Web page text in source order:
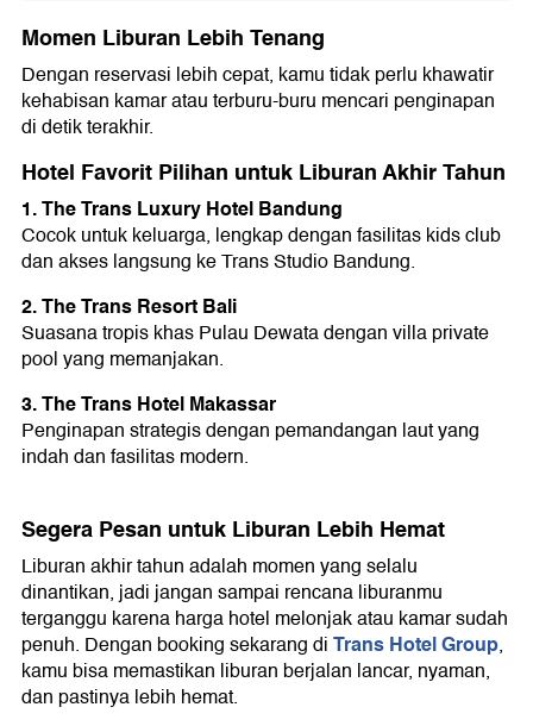
Momen Liburan Lebih Tenang
Dengan reservasi lebih cepat, kamu tidak perlu khawatir
kehabisan kamar atau terburu-buru mencari penginapan
di detik terakhir.
Hotel Favorit Pilihan untuk Liburan Akhir Tahun
1. The Trans Luxury Hotel Bandung
Cocok untuk keluarga, lengkap dengan fasilitas kids club
dan akses langsung ke Trans Studio Bandung.
2. The Trans Resort Bali
Suasana tropis khas Pulau Dewata dengan villa private
pool yang memanjakan.
3. The Trans Hotel Makassar
Penginapan strategis dengan pemandangan laut yang
indah dan fasilitas modern.
Segera Pesan untuk Liburan Lebih Hemat
Liburan akhir tahun adalah momen yang selalu
dinantikan, jadi jangan sampai rencana liburanmu
terganggu karena harga hotel melonjak atau kamar sudah
penuh. Dengan booking sekarang diTrans Hotel Group,
kamu bisa memastikan liburan berjalan lancar, nyaman,
dan pastinya lebih hemat.